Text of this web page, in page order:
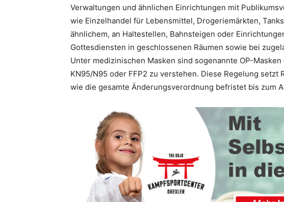
Verwaltungen und ähnlichen Einrichtungen mit
wie Einzelhandel für Lebensmittel, Drogeriemärkten,
ähnlichem, an Haltestellen, Bahnsteigen oder
Gottesdiensten in geschlossenen Räumen sowie bei
Unter medizinischen Masken sind sogenannte OP-
KN95/N95 oder FFP2 zu verstehen. Diese Regelung setzt
wie die gesamte Änderungsverordnung befristet bis zum